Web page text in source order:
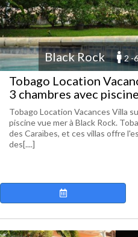
Black Rock 2 -6
Tobago Location
3 chambres avec
Tobago Location Vacances Villa
piscine vue mer à Black Rock.
des Caraïbes, et ces villas offre
des[....]